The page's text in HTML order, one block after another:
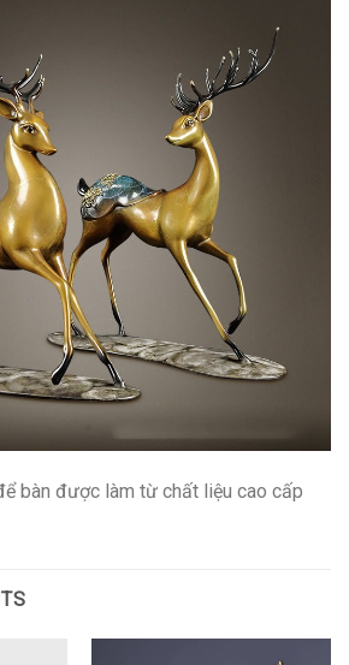
bàn được làm từ chất liệu cao cấp